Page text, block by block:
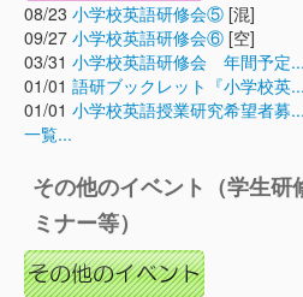
08/23 小学校英語研修会⑤ [混]
09/27 小学校英語研修会⑥ [空]
03/31 小学校英語研修会 年間予定...
01/01 語研ブックレット『小学校英...
01/01 小学校英語授業研究希望者募...
一覧...
その他のイベント（学生研
ミナー等）